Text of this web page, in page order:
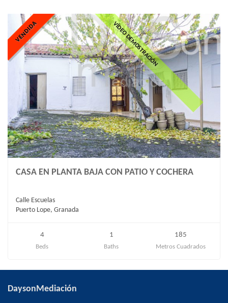
VENDIDA VÍDEO DEMOSTRACIÓN
CASA EN PLANTA BAJA CON PATIO Y COCHERA
Calle Escuelas
Puerto Lope, Granada
4
Beds
1
Baths
185
Metros Cuadrados
DaysonMediación